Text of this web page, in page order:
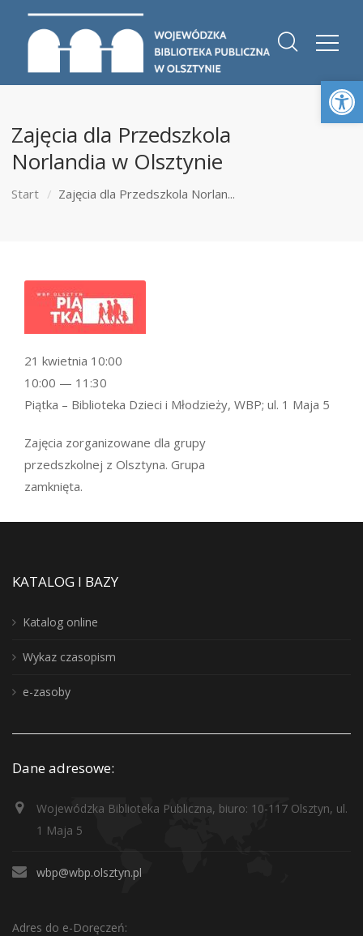
Zajęcia dla Przedszkola
Norlandia w Olsztynie
Start Zajęcia dla Przedszkola Norlan...
Zajęcia zorganizowane dla grupy
przedszkolnej z Olsztyna. Grupa
zamknięta.
21 kwietnia 10:00
10:00 — 11:30
Piątka – Biblioteka Dzieci i Młodzieży, WBP; ul. 1 Maja 5
KATALOG I BAZY
Katalog online
Wykaz czasopism
e-zasoby
Dane adresowe:
Wojewódzka Biblioteka Publiczna, biuro: 10-117 Olsztyn, ul.
1 Maja 5
wbp@wbp.olsztyn.pl
Adres do e-Doręczeń: